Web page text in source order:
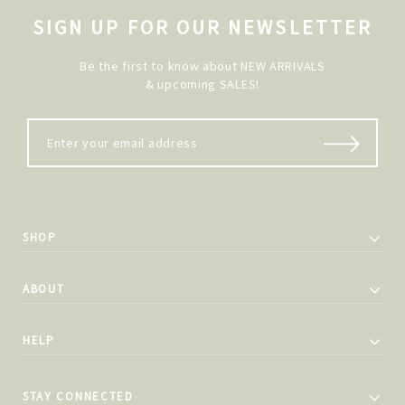
SIGN UP FOR OUR NEWSLETTER
Be the first to know about NEW ARRIVALS
& upcoming SALES!
SHOP
ABOUT
HELP
STAY CONNECTED